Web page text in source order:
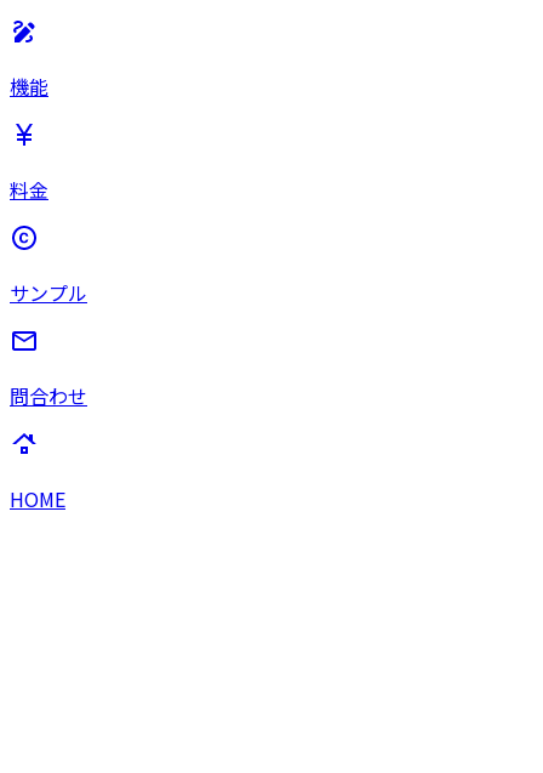
機能
料金
サンプル
問合わせ
HOME